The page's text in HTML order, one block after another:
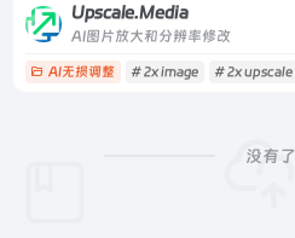
Upscale.Media
AI图片放大和分辨率修改
AI无损调整 # 2x image # 2x upscale
没有了